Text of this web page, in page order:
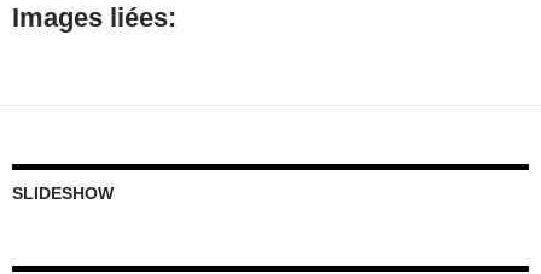
Images liées:
SLIDESHOW